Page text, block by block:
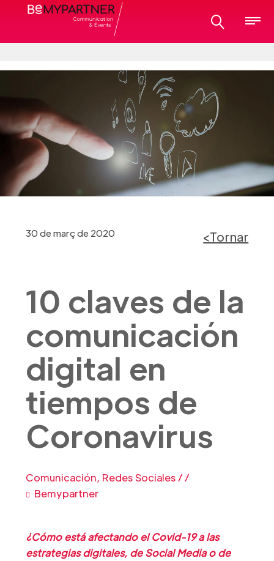
30 de març de 2020 <Tornar
10 claves de la
comunicación
digital en
tiempos de
Coronavirus
Comunicación, Redes Sociales / /
Bemypartner
¿Cómo está afectando el Covid-19 a las
estrategias digitales, de Social Media o de